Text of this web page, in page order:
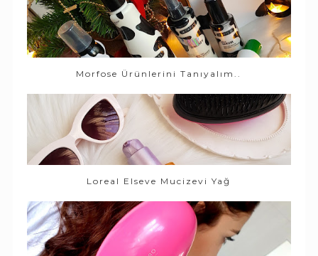
Morfose Ürünlerini Tanıyalım..
Loreal Elseve Mucizevi Yağ